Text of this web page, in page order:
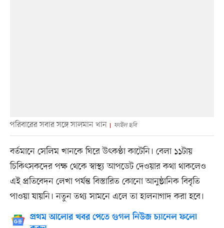
পরিবারের সবার সঙ্গে সালমান খান ফাইল ছবি
বর্তমানে সেলিম খানকে ঘিরে উৎকণ্ঠা কাটেনি। বেলা ১১টায়
চিকিৎসকদের পক্ষ থেকে স্বাস্থ্য আপডেট দেওয়ার কথা থাকলেও
এই প্রতিবেদন লেখা পর্যন্ত বিস্তারিত কোনো আনুষ্ঠানিক বিবৃতি
পাওয়া যায়নি। নতুন তথ্য সামনে এলে তা হালনাগাদ করা হবে।
প্রথম আলোর খবর পেতে গুগল নিউজ চ্যানেল ফলো